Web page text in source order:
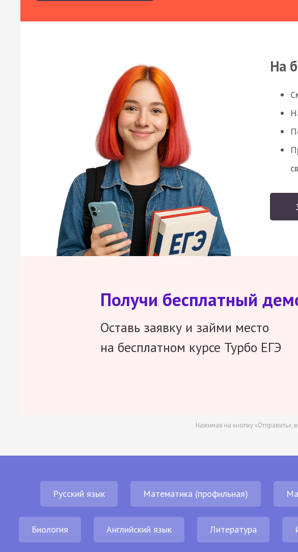
На
Получи бесплатный
Оставь заявку и займи место
на бесплатном курсе Турбо ЕГЭ
Нажимая на кнопку «Отправить»,
Русский язык Математика (профильная)
Биология Английский язык Литература